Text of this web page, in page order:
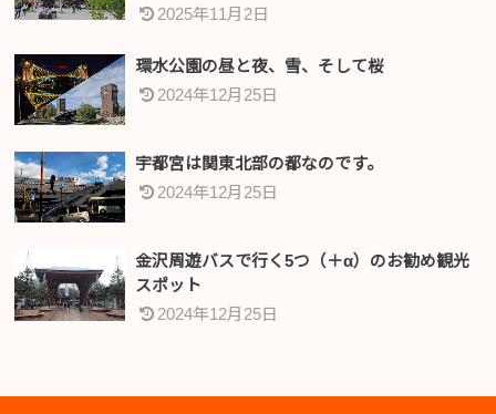
2025年11月2日
環水公園の昼と夜、雪、そして桜
2024年12月25日
宇都宮は関東北部の都なのです。
2024年12月25日
金沢周遊バスで行く5つ（＋α）のお勧め観光
スポット
2024年12月25日